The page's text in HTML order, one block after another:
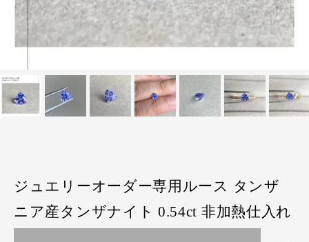
ジュエリーオーダー専用ルース タンザ
ニア産タンザナイト 0.54ct 非加熱仕入れ